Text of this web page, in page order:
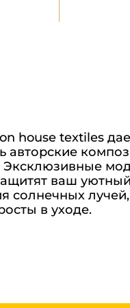
house textiles
авторские
Эксклюзивные
ваш
солнечных
в уходе.